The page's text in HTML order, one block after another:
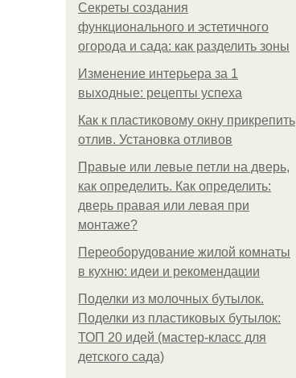
Секреты создания
функционального и эстетичного
огорода и сада: как разделить зоны
Изменение интерьера за 1
выходные: рецепты успеха
Как к пластиковому окну прикрепить
отлив. Установка отливов
Правые или левые петли на дверь,
как определить. Как определить:
дверь правая или левая при
монтаже?
Переоборудование жилой комнаты
в кухню: идеи и рекомендации
Поделки из молочных бутылок.
Поделки из пластиковых бутылок:
ТОП 20 идей (мастер-класс для
детского сада)